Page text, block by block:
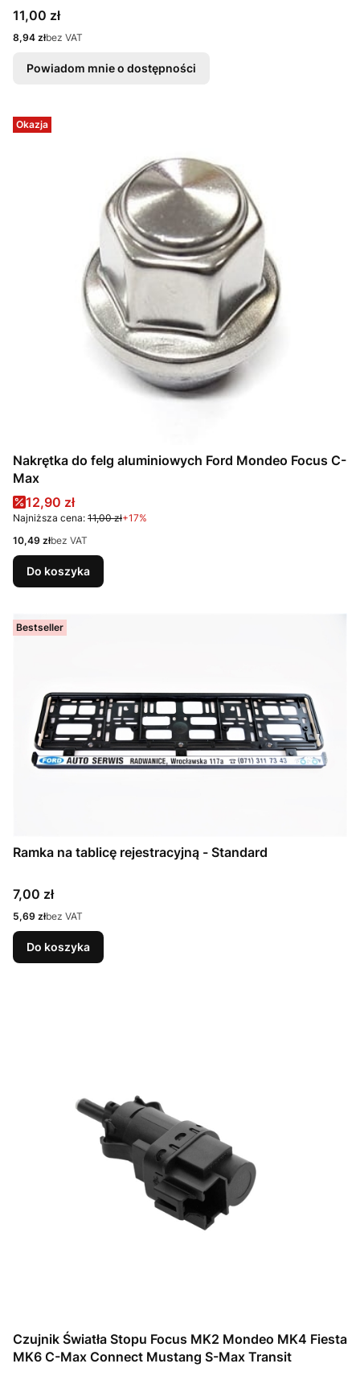
Cena
11,00 zł
Cena
8,94 złbez VAT
Powiadom mnie o dostępności
Okazja
Nakrętka do felg aluminiowych Ford Mondeo Focus C-
Max
Cena promocyjna
12,90 zł
Najniższa cena: 11,00 zł+17%
Cena
10,49 złbez VAT
Do koszyka
Bestseller
Ramka na tablicę rejestracyjną - Standard
Cena
7,00 zł
Cena
5,69 złbez VAT
Do koszyka
Czujnik Światła Stopu Focus MK2 Mondeo MK4 Fiesta
MK6 C-Max Connect Mustang S-Max Transit